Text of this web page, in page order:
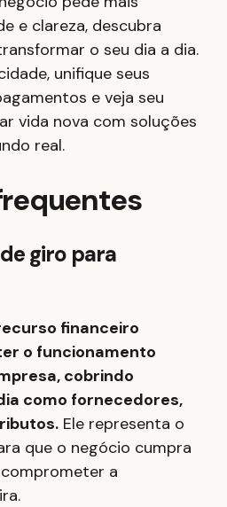
e clareza, descubra
o seu dia a dia.
unifique seus
e veja seu
vida nova com soluções
real.
giro para
financeiro
o funcionamento
cobrindo
como fornecedores,
Ele representa o
que o negócio cumpra
a